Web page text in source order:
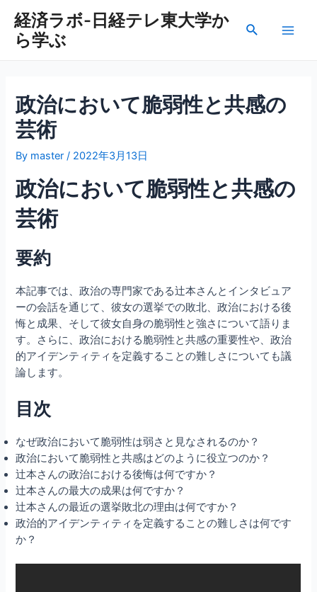
経済ラボ-日経テレ東大学か
ら学ぶ
検
政治において脆弱性と共感の
芸術
By master / 2022年3月13日
政治において脆弱性と共感の
芸術
要約
本記事では、政治の専門家である辻本さんとインタビュア
ーの会話を通じて、彼女の選挙での敗北、政治における後
悔と成果、そして彼女自身の脆弱性と強さについて語りま
す。さらに、政治における脆弱性と共感の重要性や、政治
的アイデンティティを定義することの難しさについても議
論します。
目次
なぜ政治において脆弱性は弱さと見なされるのか？
政治において脆弱性と共感はどのように役立つのか？
辻本さんの政治における後悔は何ですか？
辻本さんの最大の成果は何ですか？
辻本さんの最近の選挙敗北の理由は何ですか？
政治的アイデンティティを定義することの難しさは何です
か？